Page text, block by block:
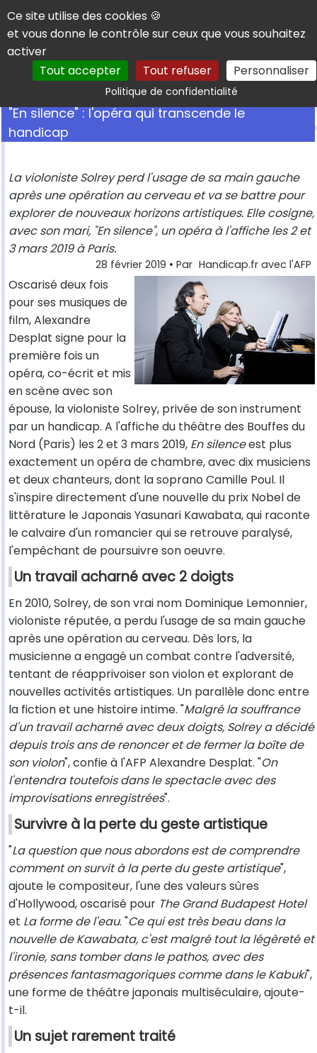
Panneau de gestion des cookies
Ce site utilise des cookies 🍪
et vous donne le contrôle sur ceux que vous souhaitez
activer
Tout accepter
Tout refuser Personnaliser
Politique de confidentialitéRechercher
"En silence" : l'opéra qui transcende le
handicap
La violoniste Solrey perd l'usage de sa main gauche
après une opération au cerveau et va se battre pour
explorer de nouveaux horizons artistiques. Elle cosigne,
avec son mari, "En silence", un opéra à l'affiche les 2 et
3 mars 2019 à Paris.
28 février 2019 • Par Handicap.fr avec l'AFP
Oscarisé deux fois
pour ses musiques de
film, Alexandre
Desplat signe pour la
première fois un
opéra, co-écrit et mis
en scène avec son
épouse, la violoniste Solrey, privée de son instrument
par un handicap. A l'affiche du théâtre des Bouffes du
Nord (Paris) les 2 et 3 mars 2019, En silenceest plus
exactement un opéra de chambre, avec dix musiciens
et deux chanteurs, dont la soprano Camille Poul. Il
s'inspire directement d'une nouvelle du prix Nobel de
littérature le Japonais Yasunari Kawabata, qui raconte
le calvaire d'un romancier qui se retrouve paralysé,
l'empêchant de poursuivre son oeuvre.
Un travail acharné avec 2 doigts
En 2010, Solrey, de son vrai nom Dominique Lemonnier,
violoniste réputée, a perdu l'usage de sa main gauche
après une opération au cerveau. Dès lors, la
musicienne a engagé un combat contre l'adversité,
tentant de réapprivoiser son violon et explorant de
nouvelles activités artistiques. Un parallèle donc entre
la fiction et une histoire intime. "Malgré la souffrance
d'un travail acharné avec deux doigts, Solrey a décidé
depuis trois ans de renoncer et de fermer la boîte de
son violon", confie à l'AFP Alexandre Desplat. "On
l'entendra toutefois dans le spectacle avec des
improvisations enregistrées".
Survivre à la perte du geste artistique
"La question que nous abordons est de comprendre
comment on survit à la perte du geste artistique",
ajoute le compositeur, l'une des valeurs sûres
d'Hollywood, oscarisé pour The Grand Budapest Hotel
et La forme de l'eau. "Ce qui est très beau dans la
nouvelle de Kawabata, c'est malgré tout la légèreté et
l'ironie, sans tomber dans le pathos, avec des
présences fantasmagoriques comme dans le Kabuki",
une forme de théâtre japonais multiséculaire, ajoute-
t-il.
Un sujet rarement traité